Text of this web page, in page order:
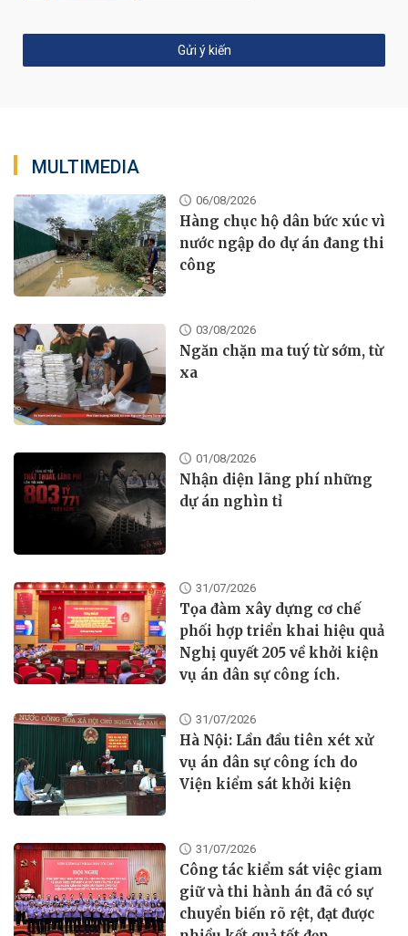
MULTIMEDIA
06/08/2026
Hàng chục hộ dân bức xúc vì
nước ngập do dự án đang thi
công
03/08/2026
Ngăn chặn ma tuý từ sớm, từ
xa
01/08/2026
Nhận diện lãng phí những
dự án nghìn tỉ
31/07/2026
Tọa đàm xây dựng cơ chế
phối hợp triển khai hiệu quả
Nghị quyết 205 về khởi kiện
vụ án dân sự công ích.
31/07/2026
Hà Nội: Lần đầu tiên xét xử
vụ án dân sự công ích do
Viện kiểm sát khởi kiện
31/07/2026
Công tác kiểm sát việc giam
giữ và thi hành án đã có sự
chuyển biến rõ rệt, đạt được